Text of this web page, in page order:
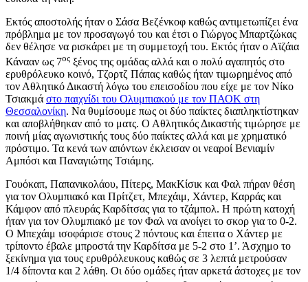
Εκτός αποστολής ήταν ο Σάσα Βεζένκοφ καθώς αντιμετωπίζει ένα
πρόβλημα με τον προσαγωγό του και έτσι ο Γιώργος Μπαρτζώκας
δεν θέλησε να ρισκάρει με τη συμμετοχή του. Εκτός ήταν ο Αϊζάια
Κάνααν ως 7ος ξένος της ομάδας αλλά και ο πολύ αγαπητός στο
ερυθρόλευκο κοινό, Τζορτζ Πάπας καθώς ήταν τιμωρημένος από
τον Αθλητικό Δικαστή λόγω του επεισοδίου που είχε με τον Νίκο
Τσιακμά στο παιχνίδι του Ολυμπιακού με τον ΠΑΟΚ στη
Θεσσαλονίκη. Να θυμίσουμε πως οι δύο παίκτες διαπληκτίστηκαν
και αποβλήθηκαν από το ματς. Ο Αθλητικός Δικαστής τιμώρησε με
ποινή μίας αγωνιστικής τους δύο παίκτες αλλά και με χρηματικό
πρόστιμο. Τα κενά των απόντων έκλεισαν οι νεαροί Βενιαμίν
Αμπόσι και Παναγιώτης Τσιάμης.
Γουόκαπ, Παπανικολάου, Πίτερς, ΜακΚίσικ και Φαλ πήραν θέση
για τον Ολυμπιακό και Πρίτζετ, Μπεχάιμ, Χάντερ, Καρράς και
Κάμφον από πλευράς Καρδίτσας για το τζάμπολ. Η πρώτη κατοχή
ήταν για τον Ολυμπιακό με τον Φαλ να ανοίγει το σκορ για το 0-2.
Ο Μπεχάιμ ισοφάρισε στους 2 πόντους και έπειτα ο Χάντερ με
τρίποντο έβαλε μπροστά την Καρδίτσα με 5-2 στο 1’. Άσχημο το
ξεκίνημα για τους ερυθρόλευκους καθώς σε 3 λεπτά μετρούσαν
1/4 δίποντα και 2 λάθη. Οι δύο ομάδες ήταν αρκετά άστοχες με τον